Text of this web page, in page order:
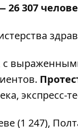
307
с
экспресс-
(1 247),